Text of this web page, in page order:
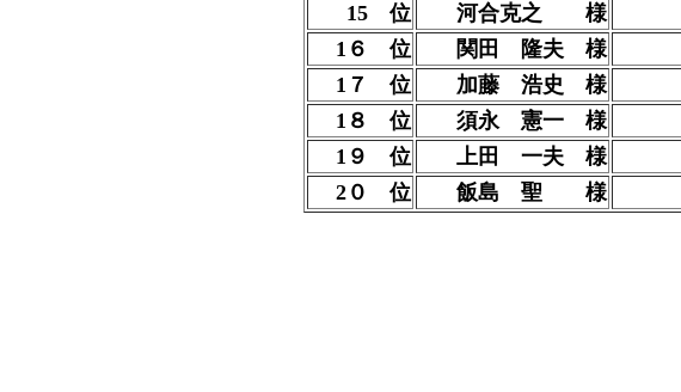
15 位
河合克之 様
1６ 位
関田 隆夫 様
1７ 位
加藤 浩史 様
1８ 位
須永 憲一 様
1９ 位
上田 一夫 様
2０ 位
飯島 聖 様